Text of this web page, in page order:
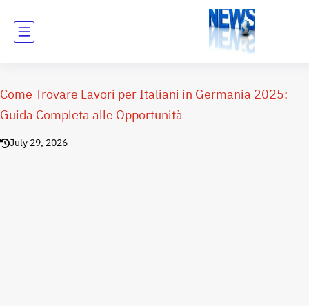
Come Trovare Lavori per Italiani in Germania 2025:
Guida Completa alle Opportunità
July 29, 2026